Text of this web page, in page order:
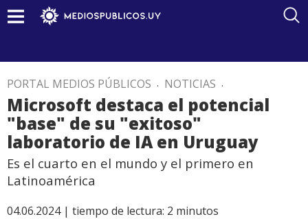
PORTAL MEDIOS PÚBLICOS . NOTICIAS .
Microsoft destaca el potencial
"base" de su "exitoso"
laboratorio de IA en Uruguay
Es el cuarto en el mundo y el primero en
Latinoamérica
04.06.2024 | tiempo de lectura: 2 minutos